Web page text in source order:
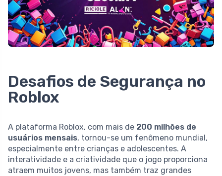
Desafios de Segurança no
Roblox
A plataforma Roblox, com mais de 200 milhões de
usuários mensais, tornou-se um fenômeno mundial,
especialmente entre crianças e adolescentes. A
interatividade e a criatividade que o jogo proporciona
atraem muitos jovens, mas também traz grandes